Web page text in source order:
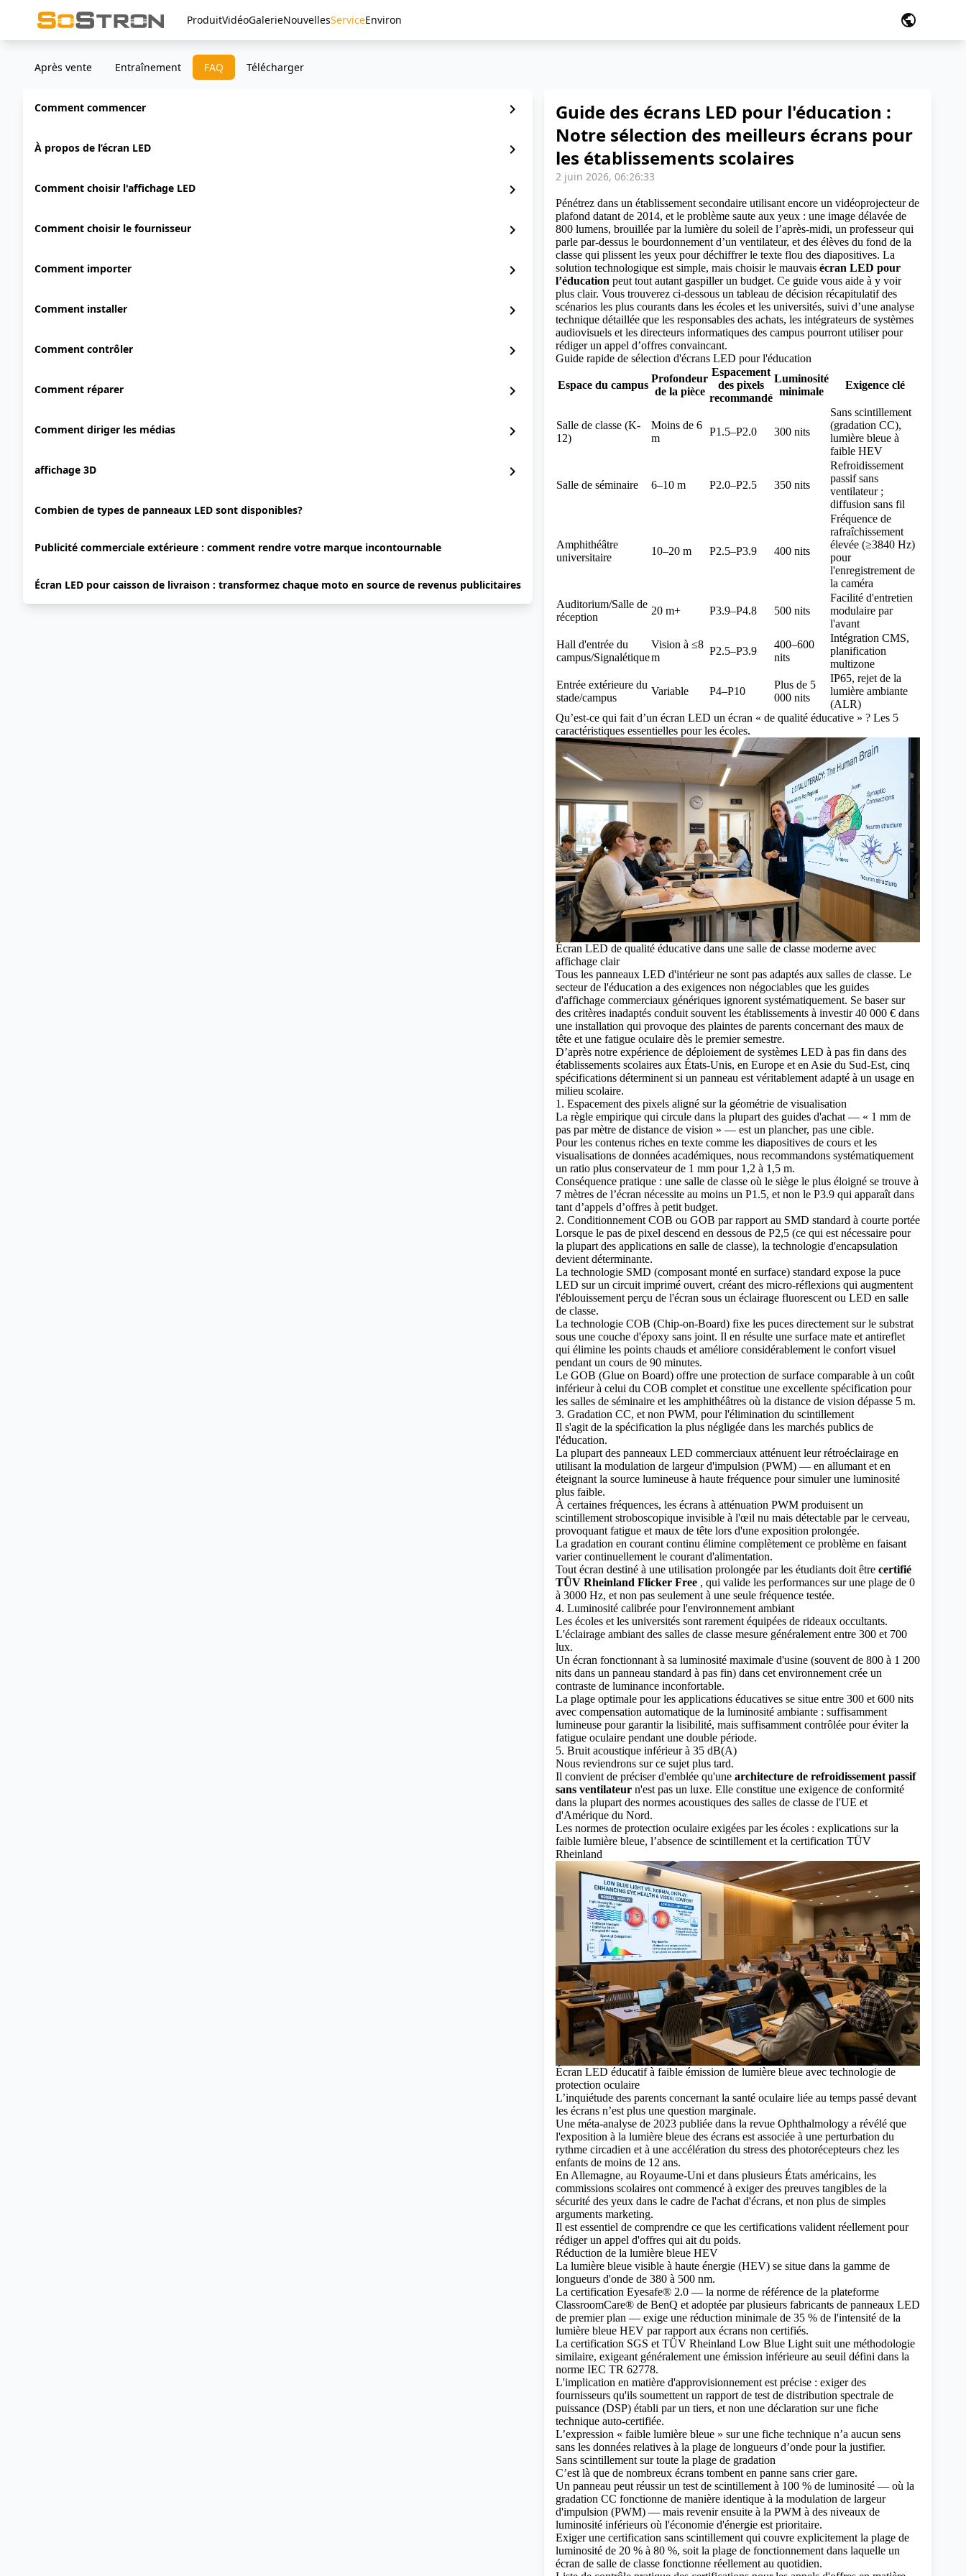
ProduitVidéoGalerieNouvellesServiceEnviron public
Après vente Entraînement FAQ Télécharger
Comment commencer chevron_right
À propos de l’écran LED chevron_right
Comment choisir l'affichage LED chevron_right
Comment choisir le fournisseur chevron_right
Comment importer chevron_right
Comment installer chevron_right
Comment contrôler chevron_right
Comment réparer chevron_right
Comment diriger les médias chevron_right
affichage 3D chevron_right
Combien de types de panneaux LED sont disponibles?
Publicité commerciale extérieure : comment rendre votre marque incontournable
Écran LED pour caisson de livraison : transformez chaque moto en source de revenus publicitaires
Guide des écrans LED pour l'éducation :
Notre sélection des meilleurs écrans pour
les établissements scolaires
2 juin 2026, 06:26:33
Pénétrez dans un établissement secondaire utilisant encore un vidéoprojecteur de
plafond datant de 2014, et le problème saute aux yeux : une image délavée de
800 lumens, brouillée par la lumière du soleil de l’après-midi, un professeur qui
parle par-dessus le bourdonnement d’un ventilateur, et des élèves du fond de la
classe qui plissent les yeux pour déchiffrer le texte flou des diapositives. La
solution technologique est simple, mais choisir le mauvais écran LED pour
l’éducation peut tout autant gaspiller un budget. Ce guide vous aide à y voir
plus clair. Vous trouverez ci-dessous un tableau de décision récapitulatif des
scénarios les plus courants dans les écoles et les universités, suivi d’une analyse
technique détaillée que les responsables des achats, les intégrateurs de systèmes
audiovisuels et les directeurs informatiques des campus pourront utiliser pour
rédiger un appel d’offres convaincant.
Guide rapide de sélection d'écrans LED pour l'éducation
Espace du campus
Profondeur
de la pièce
Espacement
des pixels
recommandé
Luminosité
minimale
Exigence clé
Salle de classe (K-
12)
Moins de 6
m
P1.5–P2.0 300 nits
Sans scintillement
(gradation CC),
lumière bleue à
faible HEV
Salle de séminaire 6–10 m P2.0–P2.5 350 nits
Refroidissement
passif sans
ventilateur ;
diffusion sans fil
Amphithéâtre
universitaire
10–20 m P2.5–P3.9 400 nits
Fréquence de
rafraîchissement
élevée (≥3840 Hz)
pour
l'enregistrement de
la caméra
Auditorium/Salle de
réception
20 m+ P3.9–P4.8 500 nits
Facilité d'entretien
modulaire par
l'avant
Hall d'entrée du
campus/Signalétique
Vision à ≤8
m
P2.5–P3.9
400–600
nits
Intégration CMS,
planification
multizone
Entrée extérieure du
stade/campus
Variable P4–P10
Plus de 5
000 nits
IP65, rejet de la
lumière ambiante
(ALR)
Qu’est-ce qui fait d’un écran LED un écran « de qualité éducative » ? Les 5
caractéristiques essentielles pour les écoles.
Écran LED de qualité éducative dans une salle de classe moderne avec
affichage clair
Tous les panneaux LED d'intérieurne sont pas adaptés aux salles de classe. Le
secteur de l'éducation a des exigences non négociables que les guides
d'affichage commerciaux génériques ignorent systématiquement. Se baser sur
des critères inadaptés conduit souvent les établissements à investir 40 000 € dans
une installation qui provoque des plaintes de parents concernant des maux de
tête et une fatigue oculaire dès le premier semestre.
D’après notre expérience de déploiement de systèmes LED à pas fin dans des
établissements scolaires aux États-Unis, en Europe et en Asie du Sud-Est, cinq
spécifications déterminent si un panneau est véritablement adapté à un usage en
milieu scolaire.
1. Espacement des pixels aligné sur la géométrie de visualisation
La règle empirique qui circule dans la plupart des guides d'achat — « 1 mm de
pas par mètre de distance de vision » — est un plancher, pas une cible.
Pour les contenus riches en texte comme les diapositives de cours et les
visualisations de données académiques, nous recommandons systématiquement
un ratio plus conservateur de 1 mm pour 1,2 à 1,5 m.
Conséquence pratique : une salle de classe où le siège le plus éloigné se trouve à
7 mètres de l’écran nécessite au moins un P1.5, et non le P3.9 qui apparaît dans
tant d’appels d’offres à petit budget.
2. Conditionnement COB ou GOB par rapport au SMD standard à courte portée
Lorsque le pas de pixel descend en dessous de P2,5 (ce qui est nécessaire pour
la plupart des applications en salle de classe), la technologie d'encapsulation
devient déterminante.
La technologie SMD (composant monté en surface) standard expose la puce
LED sur un circuit imprimé ouvert, créant des micro-réflexions qui augmentent
l'éblouissement perçu de l'écran sous un éclairage fluorescent ou LED en salle
de classe.
La technologie COB (Chip-on-Board) fixe les puces directement sur le substrat
sous une couche d'époxy sans joint. Il en résulte une surface mate et antireflet
qui élimine les points chauds et améliore considérablement le confort visuel
pendant un cours de 90 minutes.
Le GOB (Glue on Board) offre une protection de surface comparable à un coût
inférieur à celui du COB complet et constitue une excellente spécification pour
les salles de séminaire et les amphithéâtres où la distance de vision dépasse 5 m.
3. Gradation CC, et non PWM, pour l'élimination du scintillement
Il s'agit de la spécification la plus négligée dans les marchés publics de
l'éducation.
La plupart des panneaux LED commerciaux atténuent leur rétroéclairage en
utilisant la modulation de largeur d'impulsion (PWM) — en allumant et en
éteignant la source lumineuse à haute fréquence pour simuler une luminosité
plus faible.
À certaines fréquences, les écrans à atténuation PWM produisent un
scintillement stroboscopique invisible à l'œil nu mais détectable par le cerveau,
provoquant fatigue et maux de tête lors d'une exposition prolongée.
La gradation en courant continu élimine complètement ce problème en faisant
varier continuellement le courant d'alimentation.
Tout écran destiné à une utilisation prolongée par les étudiants doit être certifié
TÜV Rheinland Flicker Free , qui valide les performances sur une plage de 0
à 3000 Hz, et non pas seulement à une seule fréquence testée.
4. Luminosité calibrée pour l'environnement ambiant
Les écoles et les universités sont rarement équipées de rideaux occultants.
L'éclairage ambiant des salles de classe mesure généralement entre 300 et 700
lux.
Un écran fonctionnant à sa luminosité maximale d'usine (souvent de 800 à 1 200
nits dans un panneau standard à pas fin) dans cet environnement crée un
contraste de luminance inconfortable.
La plage optimale pour les applications éducatives se situe entre 300 et 600 nits
avec compensation automatique de la luminosité ambiante : suffisamment
lumineuse pour garantir la lisibilité, mais suffisamment contrôlée pour éviter la
fatigue oculaire pendant une double période.
5. Bruit acoustique inférieur à 35 dB(A)
Nous reviendrons sur ce sujet plus tard.
Il convient de préciser d'emblée qu'une architecture de refroidissement passif
sans ventilateur n'est pas un luxe. Elle constitue une exigence de conformité
dans la plupart des normes acoustiques des salles de classe de l'UE et
d'Amérique du Nord.
Les normes de protection oculaire exigées par les écoles : explications sur la
faible lumière bleue, l’absence de scintillement et la certification TÜV
Rheinland
Écran LED éducatif à faible émission de lumière bleue avec technologie de
protection oculaire
L’inquiétude des parents concernant la santé oculaire liée au temps passé devant
les écrans n’est plus une question marginale.
Une méta-analyse de 2023 publiée dans la revue Ophthalmology a révélé que
l'exposition à la lumière bleue des écrans est associée à une perturbation du
rythme circadien et à une accélération du stress des photorécepteurs chez les
enfants de moins de 12 ans.
En Allemagne, au Royaume-Uni et dans plusieurs États américains, les
commissions scolaires ont commencé à exiger des preuves tangibles de la
sécurité des yeux dans le cadre de l'achat d'écrans, et non plus de simples
arguments marketing.
Il est essentiel de comprendre ce que les certifications valident réellement pour
rédiger un appel d'offres qui ait du poids.
Réduction de la lumière bleue HEV
La lumière bleue visible à haute énergie (HEV) se situe dans la gamme de
longueurs d'onde de 380 à 500 nm.
La certification Eyesafe® 2.0 — la norme de référence de la plateforme
ClassroomCare® de BenQ et adoptée par plusieurs fabricants de panneaux LED
de premier plan — exige une réduction minimale de 35 % de l'intensité de la
lumière bleue HEV par rapport aux écrans non certifiés.
La certification SGS et TÜV Rheinland Low Blue Light suit une méthodologie
similaire, exigeant généralement une émission inférieure au seuil défini dans la
norme IEC TR 62778.
L'implication en matière d'approvisionnement est précise : exiger des
fournisseurs qu'ils soumettent un rapport de test de distribution spectrale de
puissance (DSP) établi par un tiers, et non une déclaration sur une fiche
technique auto-certifiée.
L’expression « faible lumière bleue » sur une fiche technique n’a aucun sens
sans les données relatives à la plage de longueurs d’onde pour la justifier.
Sans scintillement sur toute la plage de gradation
C’est là que de nombreux écrans tombent en panne sans crier gare.
Un panneau peut réussir un test de scintillement à 100 % de luminosité — où la
gradation CC fonctionne de manière identique à la modulation de largeur
d'impulsion (PWM) — mais revenir ensuite à la PWM à des niveaux de
luminosité inférieurs où l'économie d'énergie est prioritaire.
Exiger une certification sans scintillement qui couvre explicitement la plage de
luminosité de 20 % à 80 %, soit la plage de fonctionnement dans laquelle un
écran de salle de classe fonctionne réellement au quotidien.